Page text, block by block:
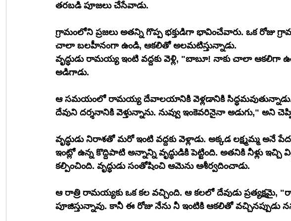
తరబడి పూజలు చేసేవాడు.
గ్రామంలోని ప్రజలు అతన్ని గొప్ప భక్తుడిగా భావించేవారు. ఒక రోజు
చాలా బలహీనంగా ఉండి, ఆకలితో అలమటిస్తున్నాడు.
వృద్ధుడు రామయ్య ఇంటి వద్దకు వెళ్లి, "బాబూ! నాకు చాలా ఆకలిగా
అడిగాడు.
ఆ సమయంలో రామయ్య దేవాలయానికి వెళ్లడానికి సిద్ధమవుతున్నాడు.
దేవుని దర్శనానికి వెళ్తున్నాను. నువ్వు ఇంకెవరినైనా అడుగు," అని
వృద్ధుడు నిరాశతో మరో ఇంటి వద్దకు వెళ్లాడు. అక్కడ లక్ష్మమ్మ
ఇంట్లో ఉన్న కొద్దిపాటి అన్నాన్ని వృద్ధుడికి పెట్టింది. అతనికి నీళ్లు
కల్పించింది. వృద్ధుడు సంతోషించి ఆమెను ఆశీర్వదించాడు.
ఆ రాత్రి రామయ్యకు ఒక కల వచ్చింది. ఆ కలలో దేవుడు ప్రత్యక్షమై,
పూజిస్తున్నావు. కానీ ఈ రోజు నేను నీ ఇంటికి ఆకలితో వచ్చినప్పుడు